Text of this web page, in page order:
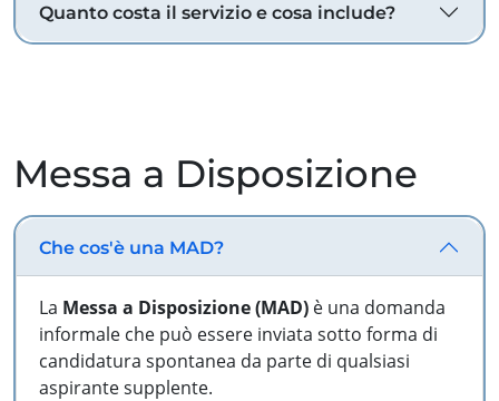
Quanto costa il servizio e cosa include?
Messa a Disposizione
Che cos'è una MAD?
La Messa a Disposizione (MAD) è una domanda
informale che può essere inviata sotto forma di
candidatura spontanea da parte di qualsiasi
aspirante supplente.